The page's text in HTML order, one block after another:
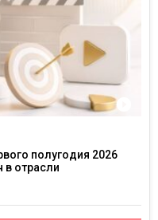
полугодия 2026
в отрасли